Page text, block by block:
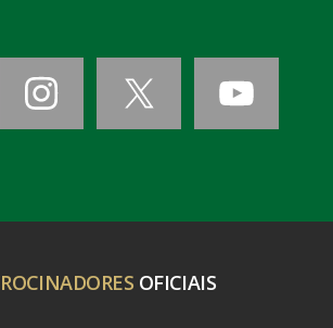
OFICIAIS